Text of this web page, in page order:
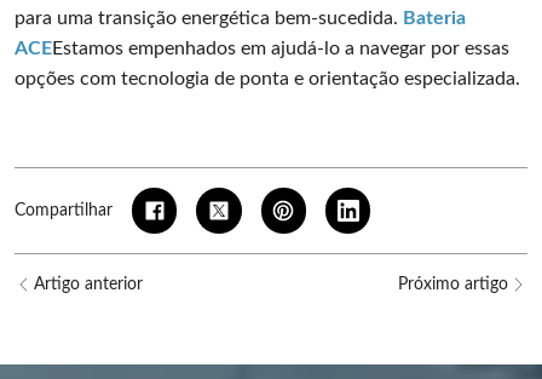
para uma transição energética bem-sucedida. Bateria
ACEEstamos empenhados em ajudá-lo a navegar por essas
opções com tecnologia de ponta e orientação especializada.
Compartilhar
Artigo anterior Próximo artigo